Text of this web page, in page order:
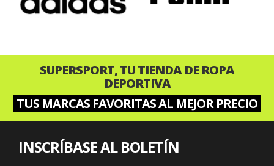
SUPERSPORT, TU TIENDA DE ROPA
DEPORTIVA
TUS MARCAS FAVORITAS AL MEJOR PRECIO
INSCRÍBASE AL BOLETÍN